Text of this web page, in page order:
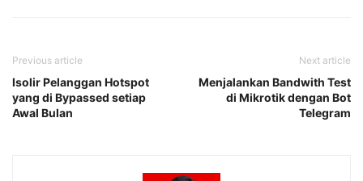
Previous article
Isolir Pelanggan Hotspot
yang di Bypassed setiap
Awal Bulan
Next article
Menjalankan Bandwith Test
di Mikrotik dengan Bot
Telegram